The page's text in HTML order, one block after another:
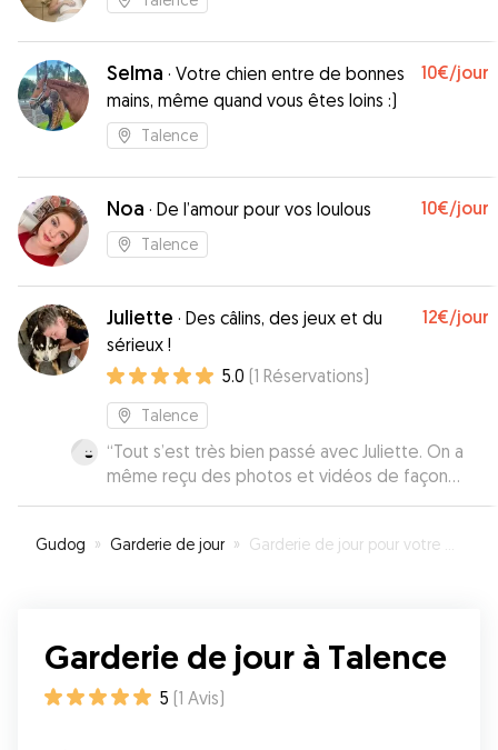
Selma · Votre chien entre de bonnes
mains, même quand vous êtes loins :)
10€/jour
Talence
Noa · De l’amour pour vos loulous 10€/jour
Talence
Juliette · Des câlins, des jeux et du
sérieux !
12€/jour
5.0 (1 Réservations)
Talence
“Tout s’est très bien passé avec Juliette. On a
même reçu des photos et vidéos de façon
quotidienne.”
Gudog » Garderie de jour » Garderie de jour pour votre chien à Talence
Garderie de jour à Talence
5 (1 Avis)